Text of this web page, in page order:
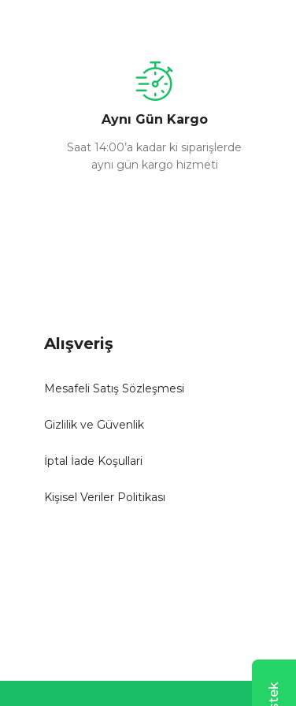
Aynı Gün Kargo
Saat 14:00’a kadar ki siparişlerde
aynı gün kargo hizmeti
Alışveriş
Mesafeli Satış Sözleşmesi
Gizlilik ve Güvenlik
İptal İade Koşullari
Kişisel Veriler Politikası